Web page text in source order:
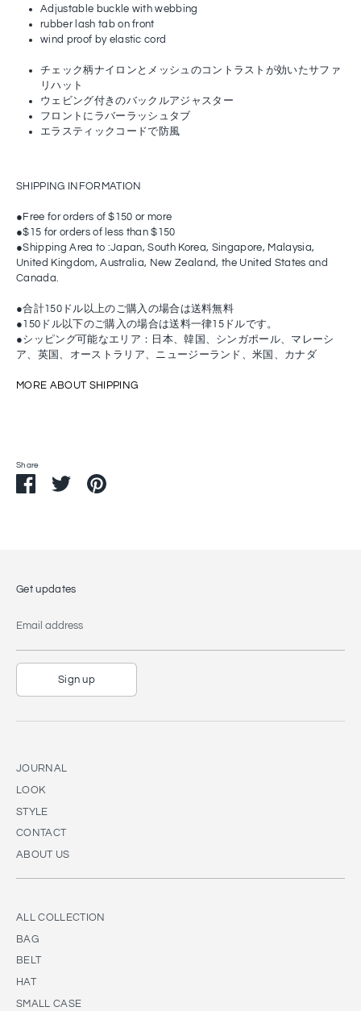
Adjustable buckle with webbing
rubber lash tab on front
wind proof by elastic cord
チェック柄ナイロンとメッシュのコントラストが効いたサファ
リハット
ウェビング付きのバックルアジャスター
フロントにラバーラッシュタブ
エラスティックコードで防風
SHIPPING INFORMATION
●Free for orders of $150 or more
●$15 for orders of less than $150
●Shipping Area to :Japan, South Korea, Singapore, Malaysia,
United Kingdom, Australia, New Zealand, the United States and
Canada.
●合計150ドル以上のご購入の場合は送料無料
●150ドル以下のご購入の場合は送料一律15ドルです。
●シッピング可能なエリア：日本、韓国、シンガポール、マレーシ
ア、英国、オーストラリア、ニュージーランド、米国、カナダ
MORE ABOUT SHIPPING
Share
Share
on
Share Pin
Get updates
Email address
Sign up
JOURNAL
LOOK
STYLE
CONTACT
ABOUT US
ALL COLLECTION
BAG
BELT
HAT
SMALL CASE